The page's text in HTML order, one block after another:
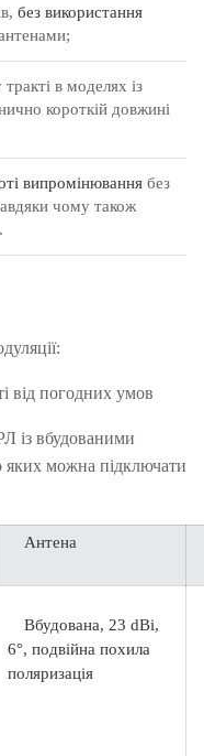
без використання
в моделях із
короткій довжині
випромінювання без
чому також
із вбудованими
яких можна підключати
Антена
Вбудована, 23 dBi,
6°, подвійна похила
поляризація